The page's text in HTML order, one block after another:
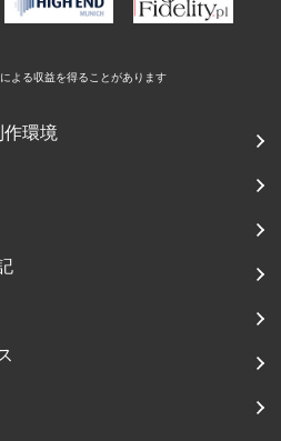
よる収益を得ることがあります
環境